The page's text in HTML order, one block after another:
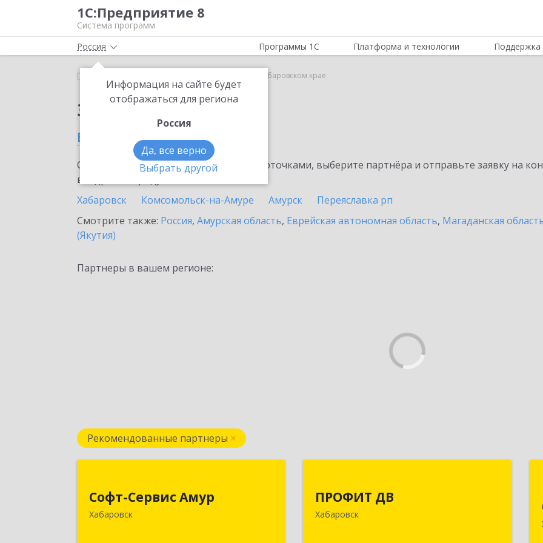
1С:Предприятие 8
Система программ
Россия
Информация на сайте будет
отображаться для региона
Россия
Да, все верно
Выбрать другой
Программы 1С Платформа и технологии Поддержка
Главная 1C-Store в Хабаровском крае
Заказать 1C-Store
в Хабаровском крае
Ознакомьтесь с информационными карточками, выберите партнёра и отправьте заявку на
внедрение продукта.
Хабаровск
Комсомольск-на-Амуре Амурск
Переяславка рп
Смотрите также: Россия, Амурская область, Еврейская автономная область, Магаданская
(Якутия)
Партнеры в вашем регионе:
Рекомендованные партнеры
Софт-Сервис Амур
Хабаровск
680000, Хабаровский край, Хабаровск
г, Муравьева-Амурского ул., дом № 4,
ПРОФИТ ДВ
Хабаровск
680000, Хабаровский край, Хабаровск
г, Муравьева-Амурского ул, дом № 25,